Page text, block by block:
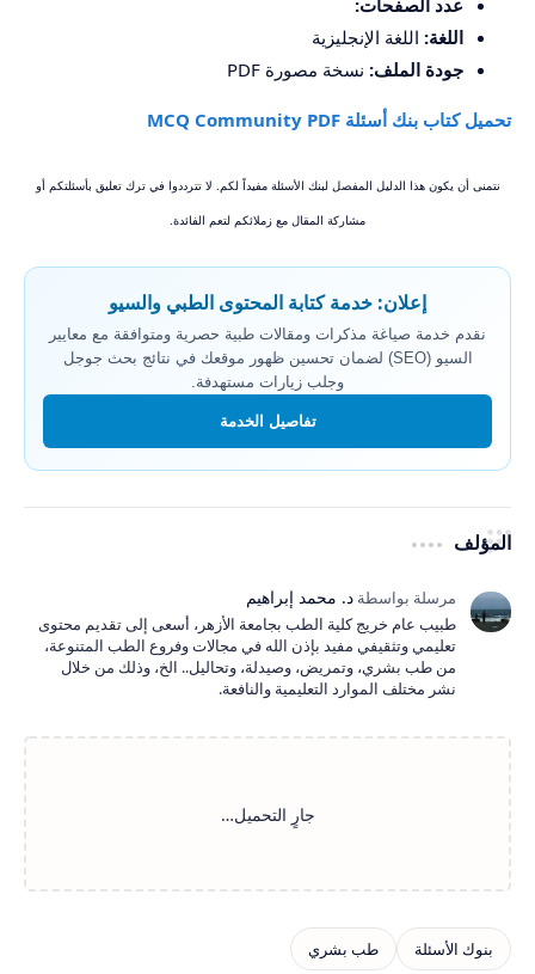
عدد الصفحات:
اللغة: اللغة الإنجليزية
جودة الملف: نسخة مصورة PDF
تحميل كتاب بنك أسئلة MCQ Community PDF
نتمنى أن يكون هذا الدليل المفصل لبنك الأسئلة مفيداً لكم. لا تترددوا في ترك تعليق بأسئلتكم أو
مشاركة المقال مع زملائكم لتعم الفائدة.
إعلان: خدمة كتابة المحتوى الطبي والسيو
نقدم خدمة صياغة مذكرات ومقالات طبية حصرية ومتوافقة مع معايير
السيو (SEO) لضمان تحسين ظهور موقعك في نتائج بحث جوجل
وجلب زيارات مستهدفة.
تفاصيل الخدمة
المؤلف
طبيب عام خريج كلية الطب بجامعة الأزهر، أسعى إلى تقديم محتوى
تعليمي وتثقيفي مفيد بإذن الله في مجالات وفروع الطب المتنوعة،
من طب بشري، وتمريض، وصيدلة، وتحاليل.. الخ، وذلك من خلال
نشر مختلف الموارد التعليمية والنافعة.